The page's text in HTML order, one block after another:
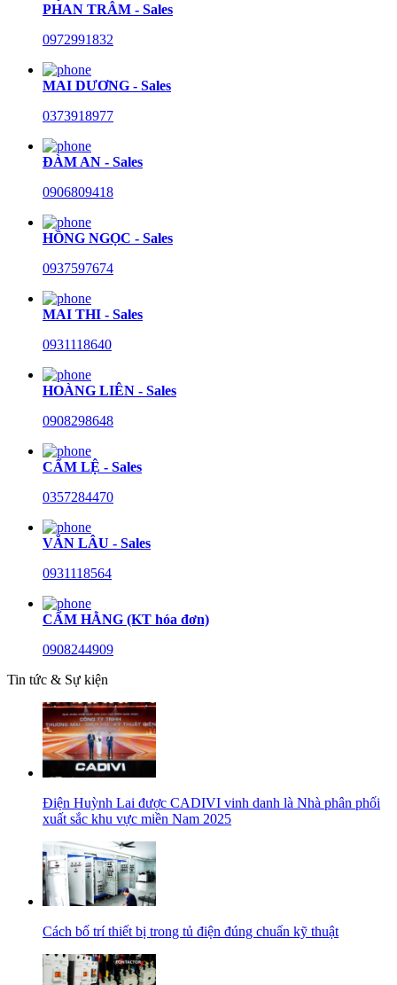
PHAN TRÂM - Sales
0972991832
MAI DƯƠNG - Sales
0373918977
ĐÀM AN - Sales
0906809418
HỒNG NGỌC - Sales
0937597674
MAI THI - Sales
0931118640
HOÀNG LIÊN - Sales
0908298648
CẨM LỆ - Sales
0357284470
VĂN LÂU - Sales
0931118564
CẨM HẰNG (KT hóa đơn)
0908244909
Tin tức & Sự kiện
Điện Huỳnh Lai được CADIVI vinh danh là Nhà phân phối
xuất sắc khu vực miền Nam 2025
Cách bố trí thiết bị trong tủ điện đúng chuẩn kỹ thuật